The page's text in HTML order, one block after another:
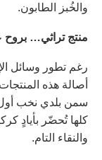
والخُبز الطابون.
منتج تراثي… بروح
رغم تطور وسائل
سمن بلدي نخب
كلها تُحضّر بأيادٍ
والنقاء التام.